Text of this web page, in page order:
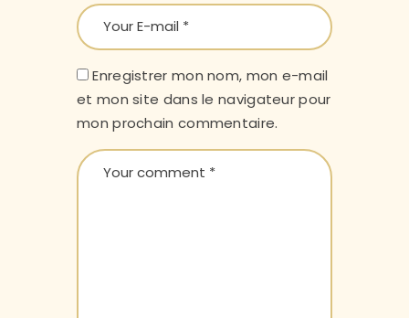
Enregistrer mon nom, mon e-mail
et mon site dans le navigateur pour
mon prochain commentaire.